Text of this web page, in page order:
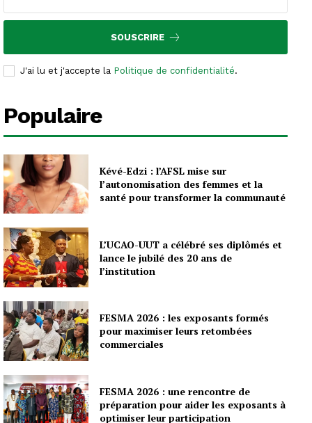
SOUSCRIRE
J'ai lu et j'accepte la Politique de confidentialité.
Populaire
Kévé-Edzi : l’AFSL mise sur
l’autonomisation des femmes et la
santé pour transformer la communauté
L’UCAO-UUT a célébré ses diplômés et
lance le jubilé des 20 ans de
l’institution
FESMA 2026 : les exposants formés
pour maximiser leurs retombées
commerciales
FESMA 2026 : une rencontre de
préparation pour aider les exposants à
optimiser leur participation